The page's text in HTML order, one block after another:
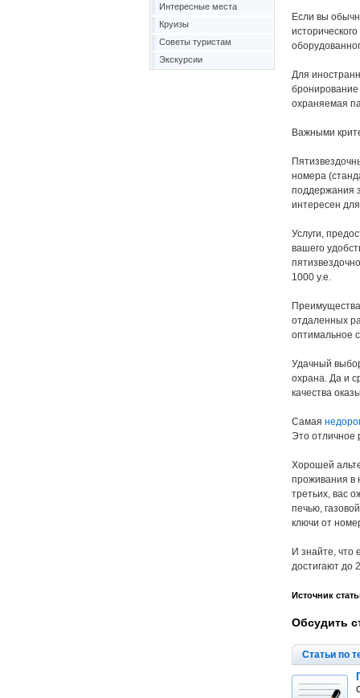
Если вы
Для
охраняемая
Важными
номера
поддержания
интересен
Услуги,
вашего
1000 y.e.
отдаленных
оптимальное
Удачный
охрана. Да и
качества
Самая
Это отличное
Хорошей
проживания в
третьих, вас
печью,
ключи от
И знайте, что
достигают до
Источник
Обсудить
Статьи по
Интересные места
Круизы
Советы туристам
Экскурсии